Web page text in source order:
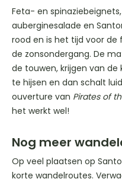
Feta- en
auberginesalade en
rood en is het tijd voor de
de zonsondergang. De
de touwen, krijgen van
te hijsen en dan schalt
ouverture van Pirates of
het werkt wel!
Nog meer
Op veel plaatsen op
korte wandelroutes.